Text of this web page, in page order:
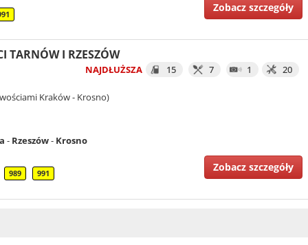
Zobacz szczegóły
TARNÓW I RZESZÓW
NAJDŁUŻSZA 15 7 1 20
Kraków - Krosno)
- Rzeszów- Krosno
989 991
Zobacz szczegóły